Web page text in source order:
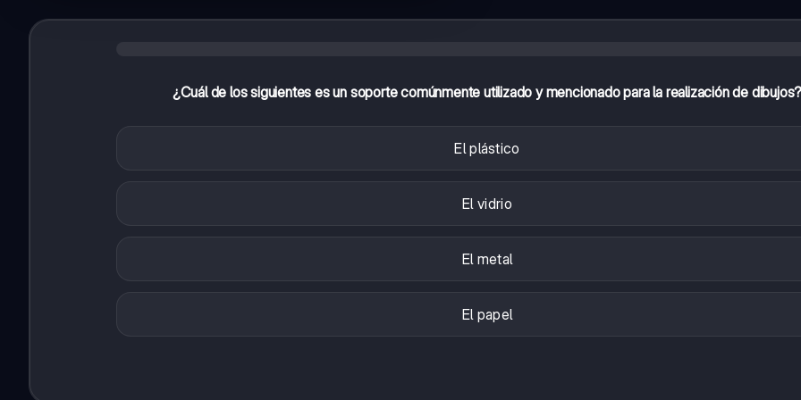
¿Cuál de los siguientes es un soporte comúnmente utilizado y mencionado para la realización de
El plástico
El vidrio
El metal
El papel